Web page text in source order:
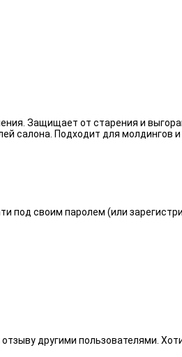
Защищает от старения и
салона. Подходит для молдингов
под своим паролем (или
другими пользователями.